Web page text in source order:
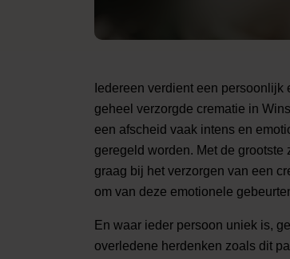
Iedereen verdient een
geheel verzorgde crematie in
een afscheid vaak intens en
geregeld worden. Met de
graag bij het verzorgen van een
om van deze emotionele
En waar ieder persoon uniek is,
overledene herdenken zoals dit